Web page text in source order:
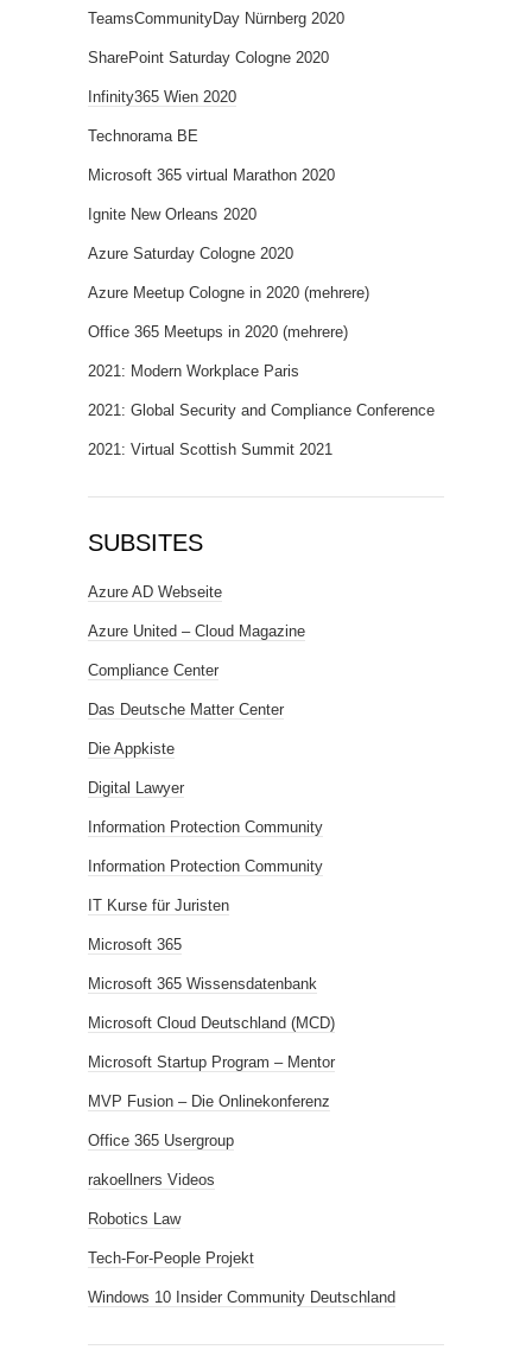
TeamsCommunityDay Nürnberg 2020
SharePoint Saturday Cologne 2020
Infinity365 Wien 2020
Technorama BE
Microsoft 365 virtual Marathon 2020
Ignite New Orleans 2020
Azure Saturday Cologne 2020
Azure Meetup Cologne in 2020 (mehrere)
Office 365 Meetups in 2020 (mehrere)
2021: Modern Workplace Paris
2021: Global Security and Compliance Conference
2021: Virtual Scottish Summit 2021
SUBSITES
Azure AD Webseite
Azure United – Cloud Magazine
Compliance Center
Das Deutsche Matter Center
Die Appkiste
Digital Lawyer
Information Protection Community
Information Protection Community
IT Kurse für Juristen
Microsoft 365
Microsoft 365 Wissensdatenbank
Microsoft Cloud Deutschland (MCD)
Microsoft Startup Program – Mentor
MVP Fusion – Die Onlinekonferenz
Office 365 Usergroup
rakoellners Videos
Robotics Law
Tech-For-People Projekt
Windows 10 Insider Community Deutschland